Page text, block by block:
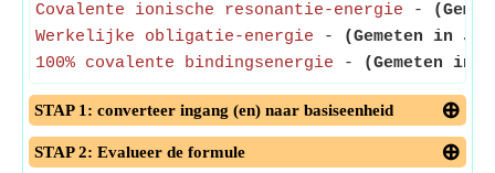
Covalente ionische resonantie-energie -
Werkelijke obligatie-energie -
(Gemeten in
100% covalente bindingsenergie - (Gemeten in
STAP 1: converteer ingang (en) naar basiseenheid
STAP 2: Evalueer de formule